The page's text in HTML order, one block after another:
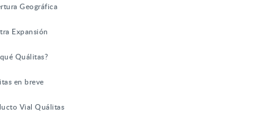
Geográfica
Expansión
Quálitas?
en breve
Vial Quálitas